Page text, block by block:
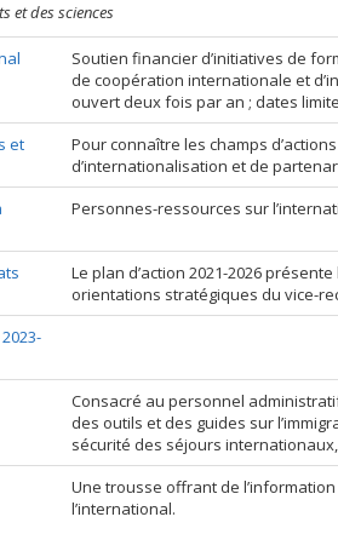
et des sciences
Soutien financier d’initiatives de
de coopération internationale et
ouvert deux fois par an ; dates
et
Pour connaître les champs
d’internationalisation et de
Personnes-ressources sur
Le plan d’action 2021-2026
orientations stratégiques du vice-
Consacré au personnel
des outils et des guides sur
sécurité des séjours
Une trousse offrant de
l’international.